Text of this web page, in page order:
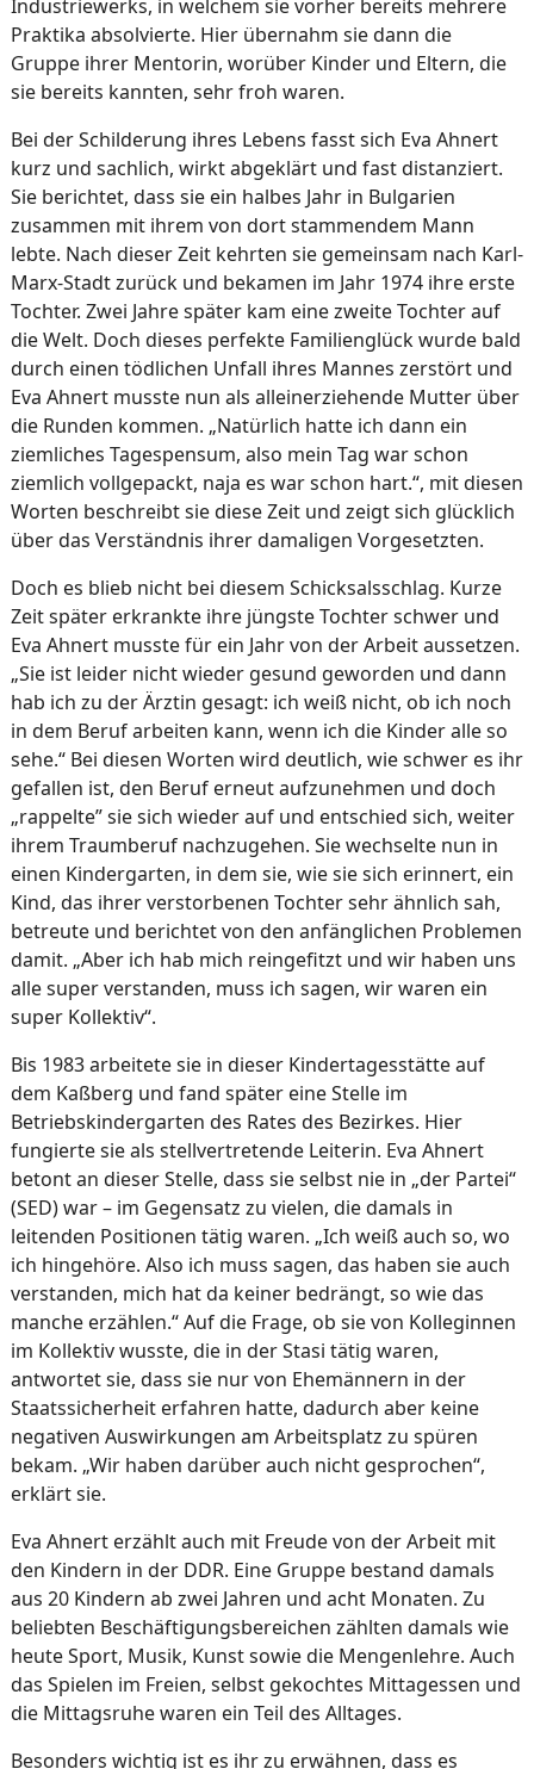
Industriewerks, in welchem sie vorher bereits mehrere
Praktika absolvierte. Hier übernahm sie dann die
Gruppe ihrer Mentorin, worüber Kinder und Eltern, die
sie bereits kannten, sehr froh waren.
Bei der Schilderung ihres Lebens fasst sich Eva Ahnert
kurz und sachlich, wirkt abgeklärt und fast distanziert.
Sie berichtet, dass sie ein halbes Jahr in Bulgarien
zusammen mit ihrem von dort stammendem Mann
lebte. Nach dieser Zeit kehrten sie gemeinsam nach Karl-
Marx-Stadt zurück und bekamen im Jahr 1974 ihre erste
Tochter. Zwei Jahre später kam eine zweite Tochter auf
die Welt. Doch dieses perfekte Familienglück wurde bald
durch einen tödlichen Unfall ihres Mannes zerstört und
Eva Ahnert musste nun als alleinerziehende Mutter über
die Runden kommen. „Natürlich hatte ich dann ein
ziemliches Tagespensum, also mein Tag war schon
ziemlich vollgepackt, naja es war schon hart.“, mit diesen
Worten beschreibt sie diese Zeit und zeigt sich glücklich
über das Verständnis ihrer damaligen Vorgesetzten.
Doch es blieb nicht bei diesem Schicksalsschlag. Kurze
Zeit später erkrankte ihre jüngste Tochter schwer und
Eva Ahnert musste für ein Jahr von der Arbeit aussetzen.
„Sie ist leider nicht wieder gesund geworden und dann
hab ich zu der Ärztin gesagt: ich weiß nicht, ob ich noch
in dem Beruf arbeiten kann, wenn ich die Kinder alle so
sehe.“ Bei diesen Worten wird deutlich, wie schwer es ihr
gefallen ist, den Beruf erneut aufzunehmen und doch
„rappelte” sie sich wieder auf und entschied sich, weiter
ihrem Traumberuf nachzugehen. Sie wechselte nun in
einen Kindergarten, in dem sie, wie sie sich erinnert, ein
Kind, das ihrer verstorbenen Tochter sehr ähnlich sah,
betreute und berichtet von den anfänglichen Problemen
damit. „Aber ich hab mich reingefitzt und wir haben uns
alle super verstanden, muss ich sagen, wir waren ein
super Kollektiv“.
Bis 1983 arbeitete sie in dieser Kindertagesstätte auf
dem Kaßberg und fand später eine Stelle im
Betriebskindergarten des Rates des Bezirkes. Hier
fungierte sie als stellvertretende Leiterin. Eva Ahnert
betont an dieser Stelle, dass sie selbst nie in „der Partei“
(SED) war – im Gegensatz zu vielen, die damals in
leitenden Positionen tätig waren. „Ich weiß auch so, wo
ich hingehöre. Also ich muss sagen, das haben sie auch
verstanden, mich hat da keiner bedrängt, so wie das
manche erzählen.“ Auf die Frage, ob sie von Kolleginnen
im Kollektiv wusste, die in der Stasi tätig waren,
antwortet sie, dass sie nur von Ehemännern in der
Staatssicherheit erfahren hatte, dadurch aber keine
negativen Auswirkungen am Arbeitsplatz zu spüren
bekam. „Wir haben darüber auch nicht gesprochen“,
erklärt sie.
Eva Ahnert erzählt auch mit Freude von der Arbeit mit
den Kindern in der DDR. Eine Gruppe bestand damals
aus 20 Kindern ab zwei Jahren und acht Monaten. Zu
beliebten Beschäftigungsbereichen zählten damals wie
heute Sport, Musik, Kunst sowie die Mengenlehre. Auch
das Spielen im Freien, selbst gekochtes Mittagessen und
die Mittagsruhe waren ein Teil des Alltages.
Besonders wichtig ist es ihr zu erwähnen, dass es